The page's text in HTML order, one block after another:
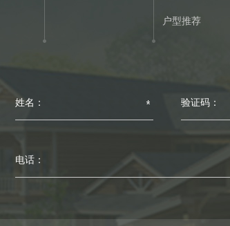
户型推荐